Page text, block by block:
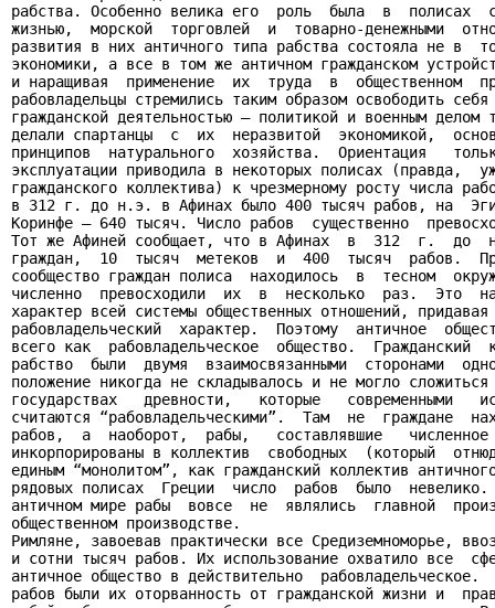
рабства. Особенно велика его  роль  была  в  полисах
жизнью,  морской  торговлей  и  товарно-денежными
развития в них античного типа рабства состояла не в
экономики, а все в том же античном гражданском
и наращивая  применение  их  труда  в  общественном
рабовладельцы стремились таким образом освободить
гражданской деятельностью – политикой и военным
делали спартанцы  с  их  неразвитой  экономикой,
принципов  натурального  хозяйства.  Ориентация
эксплуатации приводила в некоторых полисах (правда,
гражданского коллектива) к чрезмерному росту числа
в 312 г. до н.э. в Афинах было 400 тысяч рабов, на
Коринфе – 640 тысяч. Число рабов  существенно
Тот же Афиней сообщает, что в Афинах  в  312  г.  до
граждан,  10  тысяч  метеков  и  400  тысяч  рабов.
сообщество граждан полиса  находилось  в  тесном
численно  превосходили  их  в  несколько  раз.  Это
характер всей системы общественных отношений,
рабовладельческий  характер.  Поэтому  античное
всего как  рабовладельческое  общество.  Гражданский
рабство  были  двумя  взаимосвязанными  сторонами
положение никогда не складывалось и не могло
государствах   древности,   которые   современными
считаются “рабовладельческими”.  Там  не  граждане
рабов,  а  наоборот,  рабы,   составлявшие
инкорпорированы в коллектив  свободных  (который
единым “монолитом”, как гражданский коллектив
рядовых полисах  Греции  число  рабов  было
античном мире рабы  вовсе  не  являлись  главной
общественном производстве.
Римляне, завоевав практически все Средиземноморье,
и сотни тысяч рабов. Их использование охватило все
античное общество в действительно
рабов были их оторванность от гражданской жизни и